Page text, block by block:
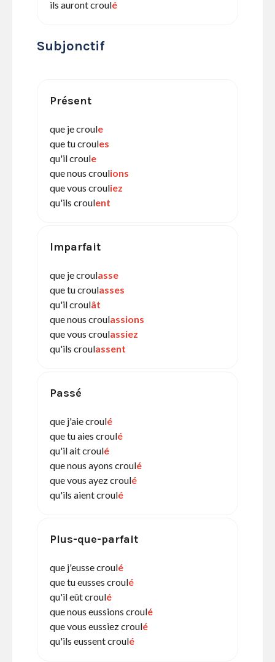
ils auront croulé
Subjonctif
Présent
que je croule
que tu croules
qu'il croule
que nous croulions
que vous crouliez
qu'ils croulent
Imparfait
que je croulasse
que tu croulasses
qu'il croulât
que nous croulassions
que vous croulassiez
qu'ils croulassent
Passé
que j'aie croulé
que tu aies croulé
qu'il ait croulé
que nous ayons croulé
que vous ayez croulé
qu'ils aient croulé
Plus-que-parfait
que j'eusse croulé
que tu eusses croulé
qu'il eût croulé
que nous eussions croulé
que vous eussiez croulé
qu'ils eussent croulé